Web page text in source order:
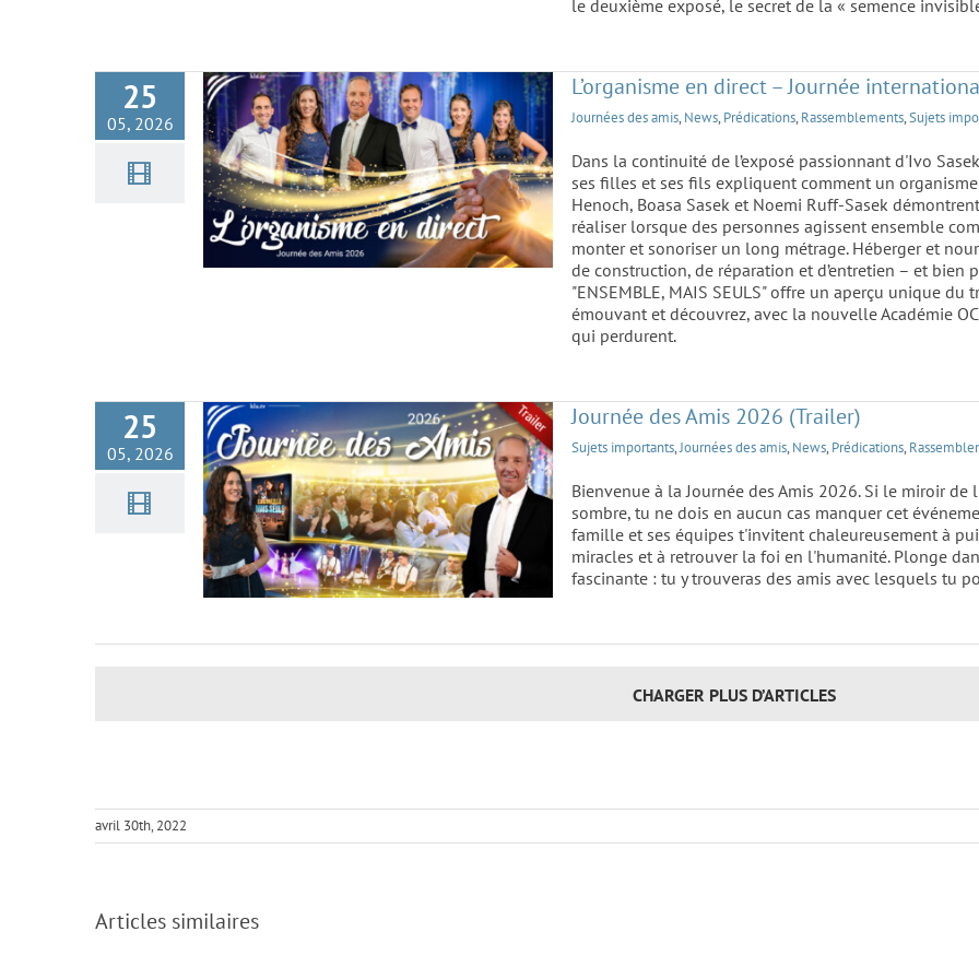
le deuxième exposé, le secret de la « semence
25
05, 2026
L’organisme en direct – Journée
Journées des amis, News, Prédications, Rassemblements,Sujets
Dans la continuité de l’exposé passionnant d'Ivo
ses filles et ses fils expliquent comment un
Henoch, Boasa Sasek et Noemi Ruff-Sasek
réaliser lorsque des personnes agissent ensemble
monter et sonoriser un long métrage. Héberger et
de construction, de réparation et d’entretien – et
"ENSEMBLE, MAIS SEULS" offre un aperçu unique du
émouvant et découvrez, avec la nouvelle Académie
qui perdurent.
25
05, 2026
Journée des Amis 2026 (Trailer)
Sujets importants,Journées des amis, News, Prédications,
Bienvenue à la Journée des Amis 2026. Si le miroir
sombre, tu ne dois en aucun cas manquer cet
famille et ses équipes t'invitent chaleureusement à
miracles et à retrouver la foi en l'humanité. Plonge
fascinante : tu y trouveras des amis avec lesquels tu
CHARGER PLUS D’ARTICLES
avril 30th, 2022
Articles similaires
spirituel – Journée internationale des
L’organisme en direct – Journée
internationale des Amis 2026